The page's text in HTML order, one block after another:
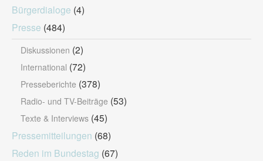
Bürgerdialoge (4)
Presse (484)
Diskussionen (2)
International (72)
Presseberichte (378)
Radio- und TV-Beiträge (53)
Texte & Interviews (45)
Pressemitteilungen (68)
Reden im Bundestag (67)